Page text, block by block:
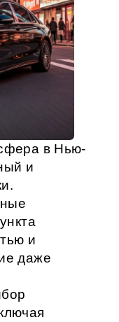
в Нью-
и
и
даже